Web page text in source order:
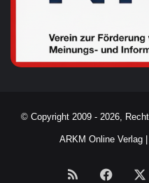
© Copyright 2009 - 2026,
ARKM Online Verlag
RSS